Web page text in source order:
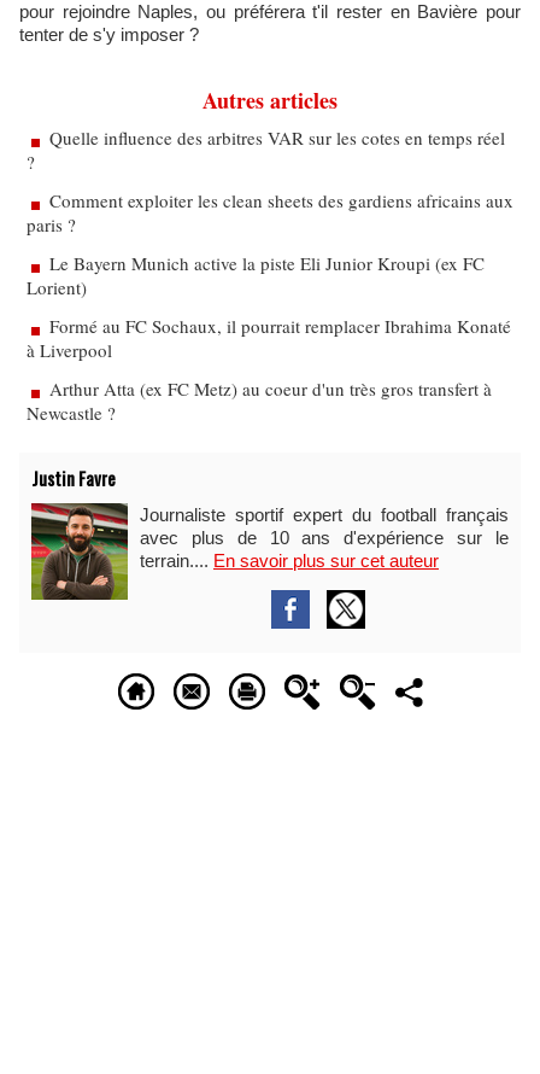
pour rejoindre Naples, ou préférera t'il rester en Bavière pour
tenter de s'y imposer ?
Autres articles
Quelle influence des arbitres VAR sur les cotes en temps réel
?
Comment exploiter les clean sheets des gardiens africains aux
paris ?
Le Bayern Munich active la piste Eli Junior Kroupi (ex FC
Lorient)
Formé au FC Sochaux, il pourrait remplacer Ibrahima Konaté
à Liverpool
Arthur Atta (ex FC Metz) au coeur d'un très gros transfert à
Newcastle ?
Justin Favre
Journaliste sportif expert du football français
avec plus de 10 ans d'expérience sur le
terrain.... En savoir plus sur cet auteur